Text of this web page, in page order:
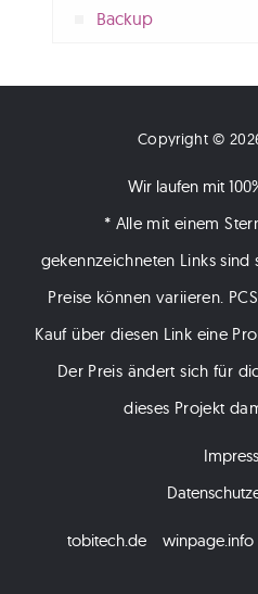
Backup
Copyright ©
Wir laufen mit
* Alle mit einem
gekennzeichneten Links sind
Preise können variieren.
Kauf über diesen Link eine
Der Preis ändert sich für
dieses Projekt
tobitech.de winpage.info